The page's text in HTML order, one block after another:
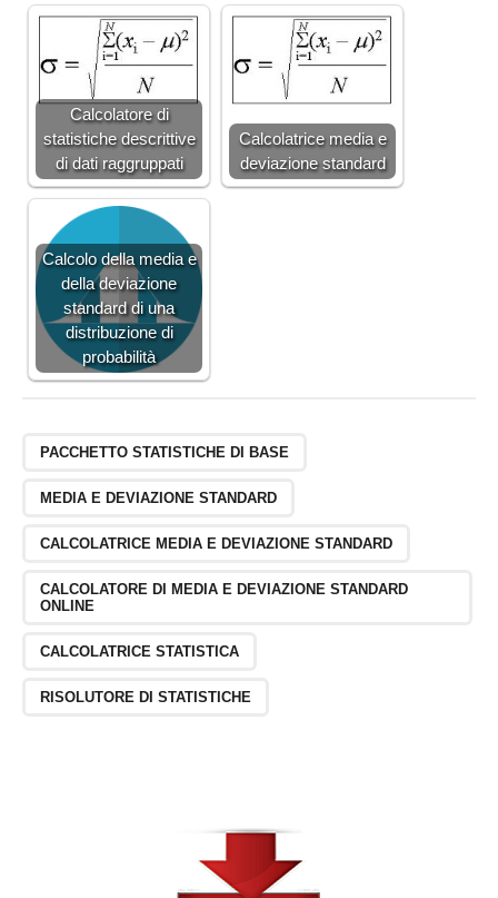
Calcolatore di
statistiche descrittive
di dati raggruppati
Calcolatrice media e
deviazione standard
Calcolo della media e
della deviazione
standard di una
distribuzione di
probabilità
PACCHETTO STATISTICHE DI BASE
MEDIA E DEVIAZIONE STANDARD
CALCOLATRICE MEDIA E DEVIAZIONE STANDARD
CALCOLATORE DI MEDIA E DEVIAZIONE STANDARD
ONLINE
CALCOLATRICE STATISTICA
RISOLUTORE DI STATISTICHE